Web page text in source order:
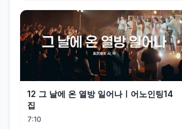
12 그 날에 온 열방 일어나ㅣ어노인팅14
집
7:10